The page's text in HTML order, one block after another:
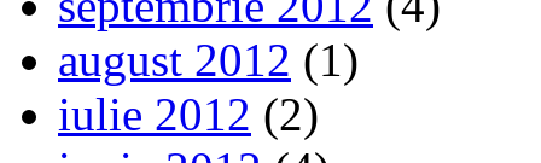
august 2012 (1)
iulie 2012 (2)